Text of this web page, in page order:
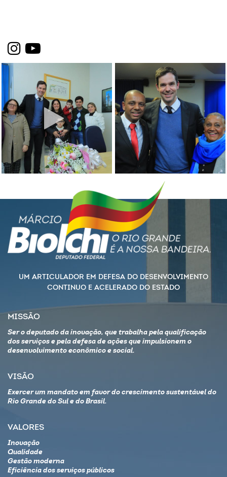
UM ARTICULADOR EM DEFESA DO DESENVOLVIMENTO
CONTINUO E ACELERADO DO ESTADO
MISSÃO
Ser o deputado da inovação, que trabalha pela qualificação
dos serviços e pela defesa de ações que impulsionem o
desenvolvimento econômico e social.
VISÃO
Exercer um mandato em favor do crescimento sustentável do
Rio Grande do Sul e do Brasil.
VALORES
Inovação
Qualidade
Gestão moderna
Eficiência dos serviços públicos